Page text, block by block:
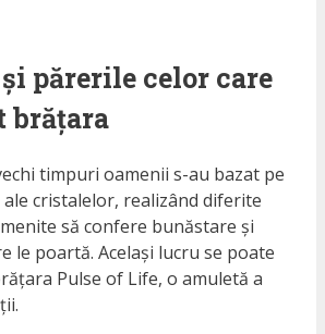
părerile celor care
brățara
timpuri oamenii s-au bazat pe
cristalelor, realizând diferite
să confere bunăstare și
le poartă. Același lucru se poate
Pulse of Life, o amuletă a